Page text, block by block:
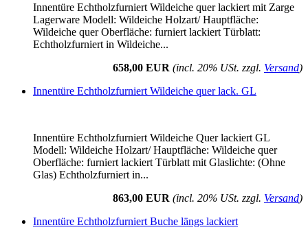
Innentüre Echtholzfurniert Wildeiche quer lackiert mit Zarge
Lagerware Modell: Wildeiche Holzart/ Hauptfläche:
Wildeiche quer Oberfläche: furniert lackiert Türblatt:
Echtholzfurniert in Wildeiche...
658,00 EUR (incl. 20% USt. zzgl. Versand)
Innentüre Echtholzfurniert Wildeiche quer lack. GL
Innentüre Echtholzfurniert Wildeiche Quer lackiert GL
Modell: Wildeiche Holzart/ Hauptfläche: Wildeiche quer
Oberfläche: furniert lackiert Türblatt mit Glaslichte: (Ohne
Glas) Echtholzfurniert in...
863,00 EUR (incl. 20% USt. zzgl. Versand)
Innentüre Echtholzfurniert Buche längs lackiert